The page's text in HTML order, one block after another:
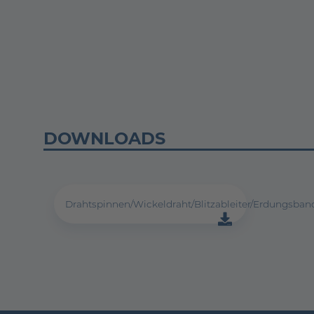
DOWNLOADS
Drahtspinnen/Wickeldraht/Blitzableiter/